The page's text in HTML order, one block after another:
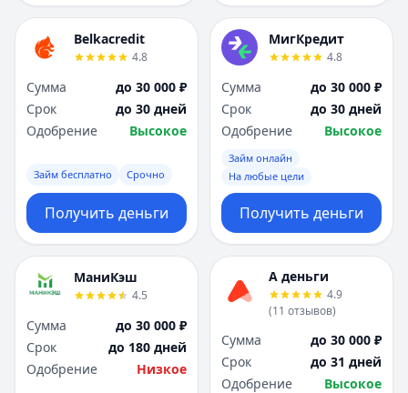
Belkacredit
4.8
Сумма
до 30 000 ₽
Срок
до 30 дней
Одобрение
Высокое
Займ бесплатно Срочно
Получить деньги
МигКредит
4.8
Сумма
до 30 000 ₽
Срок
до 30 дней
Одобрение
Высокое
Займ онлайн
На любые цели
Получить деньги
МаниКэш
4.5
Сумма
до 30 000 ₽
Срок
до 180 дней
Одобрение
Низкое
А деньги
4.9
(11 отзывов)
Сумма
до 30 000 ₽
Срок
до 31 дней
Одобрение
Высокое